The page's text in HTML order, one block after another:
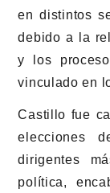
en distintos
debido a la
y los
vinculado en
Castillo fue
elecciones
dirigentes
política,